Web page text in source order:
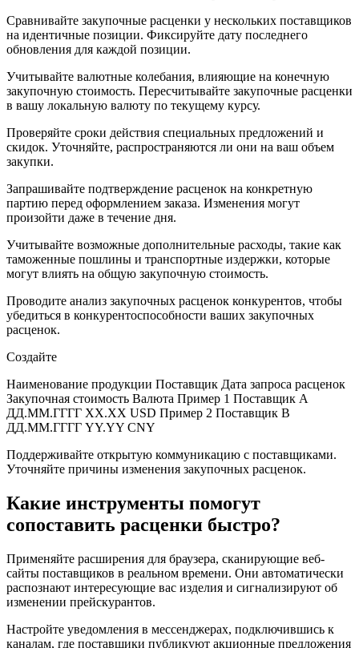
Сравнивайте закупочные расценки у нескольких поставщиков
на идентичные позиции. Фиксируйте дату последнего
обновления для каждой позиции.
Учитывайте валютные колебания, влияющие на конечную
закупочную стоимость. Пересчитывайте закупочные расценки
в вашу локальную валюту по текущему курсу.
Проверяйте сроки действия специальных предложений и
скидок. Уточняйте, распространяются ли они на ваш объем
закупки.
Запрашивайте подтверждение расценок на конкретную
партию перед оформлением заказа. Изменения могут
произойти даже в течение дня.
Учитывайте возможные дополнительные расходы, такие как
таможенные пошлины и транспортные издержки, которые
могут влиять на общую закупочную стоимость.
Проводите анализ закупочных расценок конкурентов, чтобы
убедиться в конкурентоспособности ваших закупочных
расценок.
Создайте
Наименование продукции Поставщик Дата запроса расценок
Закупочная стоимость Валюта Пример 1 Поставщик A
ДД.ММ.ГГГГ XX.XX USD Пример 2 Поставщик B
ДД.ММ.ГГГГ YY.YY CNY
Поддерживайте открытую коммуникацию с поставщиками.
Уточняйте причины изменения закупочных расценок.
Какие инструменты помогут
сопоставить расценки быстро?
Применяйте расширения для браузера, сканирующие веб-
сайты поставщиков в реальном времени. Они автоматически
распознают интересующие вас изделия и сигнализируют об
изменении прейскурантов.
Настройте уведомления в мессенджерах, подключившись к
каналам, где поставщики публикуют акционные предложения